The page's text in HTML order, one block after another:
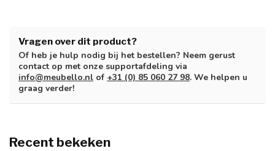
Vragen over dit product?
Of heb je hulp nodig bij het bestellen? Neem gerust
contact op met onze supportafdeling via
info@meubello.nl of +31 (0) 85 060 27 98. We helpen u
graag verder!
Recent bekeken